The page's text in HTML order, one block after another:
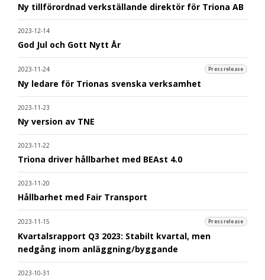
Ny tillförordnad verkställande direktör för Triona AB
2023-12-14
God Jul och Gott Nytt År
2023-11-24 Pressrelease
Ny ledare för Trionas svenska verksamhet
2023-11-23
Ny version av TNE
2023-11-22
Triona driver hållbarhet med BEAst 4.0
2023-11-20
Hållbarhet med Fair Transport
2023-11-15 Pressrelease
Kvartalsrapport Q3 2023: Stabilt kvartal, men
nedgång inom anläggning/byggande
2023-10-31